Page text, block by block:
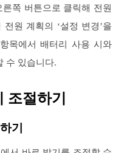
쪽 버튼으로 클릭해 전원
원 계획의 ‘설정 변경’을
목에서 배터리 사용 시와
수 있습니다.
조절하기
기